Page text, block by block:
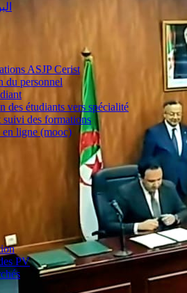
ASJP Cerist
du personnel
des étudiants vers spécialité
suivi des formations
en ligne (mooc)
PV